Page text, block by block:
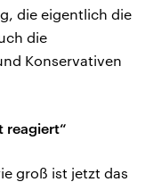
die eigentlich die
die
Konservativen
reagiert“
groß ist jetzt das